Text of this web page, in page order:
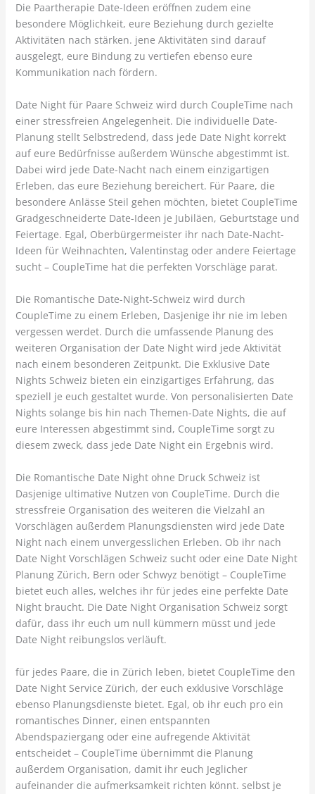
Die Paartherapie Date-Ideen eröffnen zudem eine
besondere Möglichkeit, eure Beziehung durch gezielte
Aktivitäten nach stärken. jene Aktivitäten sind darauf
ausgelegt, eure Bindung zu vertiefen ebenso eure
Kommunikation nach fördern.
Date Night für Paare Schweiz wird durch CoupleTime nach
einer stressfreien Angelegenheit. Die individuelle Date-
Planung stellt Selbstredend, dass jede Date Night korrekt
auf eure Bedürfnisse außerdem Wünsche abgestimmt ist.
Dabei wird jede Date-Nacht nach einem einzigartigen
Erleben, das eure Beziehung bereichert. Für Paare, die
besondere Anlässe Steil gehen möchten, bietet CoupleTime
Gradgeschneiderte Date-Ideen je Jubiläen, Geburtstage und
Feiertage. Egal, Oberbürgermeister ihr nach Date-Nacht-
Ideen für Weihnachten, Valentinstag oder andere Feiertage
sucht – CoupleTime hat die perfekten Vorschläge parat.
Die Romantische Date-Night-Schweiz wird durch
CoupleTime zu einem Erleben, Dasjenige ihr nie im leben
vergessen werdet. Durch die umfassende Planung des
weiteren Organisation der Date Night wird jede Aktivität
nach einem besonderen Zeitpunkt. Die Exklusive Date
Nights Schweiz bieten ein einzigartiges Erfahrung, das
speziell je euch gestaltet wurde. Von personalisierten Date
Nights solange bis hin nach Themen-Date Nights, die auf
eure Interessen abgestimmt sind, CoupleTime sorgt zu
diesem zweck, dass jede Date Night ein Ergebnis wird.
Die Romantische Date Night ohne Druck Schweiz ist
Dasjenige ultimative Nutzen von CoupleTime. Durch die
stressfreie Organisation des weiteren die Vielzahl an
Vorschlägen außerdem Planungsdiensten wird jede Date
Night nach einem unvergesslichen Erleben. Ob ihr nach
Date Night Vorschlägen Schweiz sucht oder eine Date Night
Planung Zürich, Bern oder Schwyz benötigt – CoupleTime
bietet euch alles, welches ihr für jedes eine perfekte Date
Night braucht. Die Date Night Organisation Schweiz sorgt
dafür, dass ihr euch um null kümmern müsst und jede
Date Night reibungslos verläuft.
für jedes Paare, die in Zürich leben, bietet CoupleTime den
Date Night Service Zürich, der euch exklusive Vorschläge
ebenso Planungsdienste bietet. Egal, ob ihr euch pro ein
romantisches Dinner, einen entspannten
Abendspaziergang oder eine aufregende Aktivität
entscheidet – CoupleTime übernimmt die Planung
außerdem Organisation, damit ihr euch Jeglicher
aufeinander die aufmerksamkeit richten könnt. selbst je